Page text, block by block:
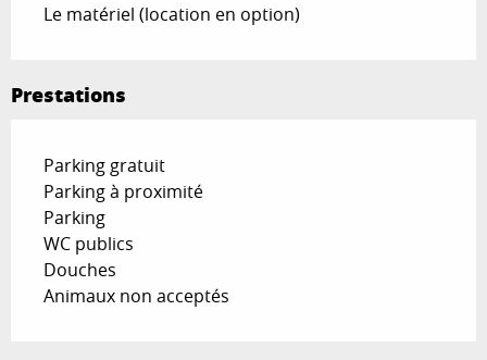
Le matériel (location en option)
Prestations
Parking gratuit
Parking à proximité
Parking
WC publics
Douches
Animaux non acceptés